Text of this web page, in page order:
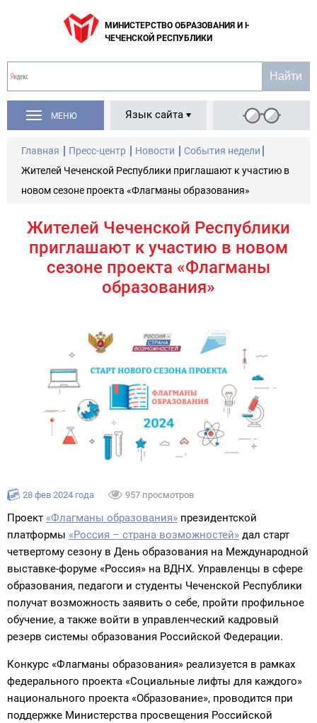
МИНИСТЕРСТВО ОБРАЗОВАНИЯ И НАУКИ
ЧЕЧЕНСКОЙ РЕСПУБЛИКИ
МЕНЮ Язык сайта
Главная Пресс-центр Новости
События недели
Жителей Чеченской Республики приглашают к участию в
новом сезоне проекта «Флагманы образования»
Жителей Чеченской Республики
приглашают к участию в новом
сезоне проекта «Флагманы
образования»
28 фев 2024 года 957 просмотров
Проект «Флагманы образования» президентской
платформы «Россия – страна возможностей» дал старт
четвертому сезону в День образования на Международной
выставке-форуме «Россия» на ВДНХ. Управленцы в сфере
образования, педагоги и студенты Чеченской Республики
получат возможность заявить о себе, пройти профильное
обучение, а также войти в управленческий кадровый
резерв системы образования Российской Федерации.
Конкурс «Флагманы образования» реализуется в рамках
федерального проекта «Социальные лифты для каждого»
национального проекта «Образование», проводится при
поддержке Министерства просвещения Российской